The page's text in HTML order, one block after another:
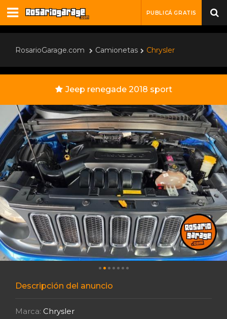
PUBLICÁ GRATIS
RosarioGarage.com Camionetas Chrysler
Jeep renegade 2018 sport
Descripción del anuncio
Marca: Chrysler